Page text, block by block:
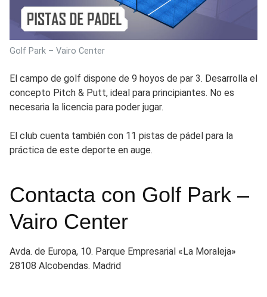
Golf Park – Vairo Center
El campo de golf dispone de 9 hoyos de par 3. Desarrolla el
concepto Pitch & Putt, ideal para principiantes. No es
necesaria la licencia para poder jugar.
El club cuenta también con 11 pistas de pádel para la
práctica de este deporte en auge.
Contacta con Golf Park –
Vairo Center
Avda. de Europa, 10. Parque Empresarial «La Moraleja»
28108 Alcobendas. Madrid